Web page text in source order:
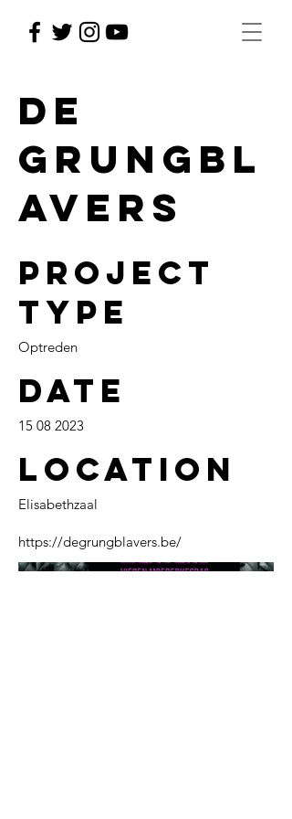
De
Grungbl
avers
Project
type
Optreden
Date
15 08 2023
Location
Elisabethzaal
https://degrungblavers.be/